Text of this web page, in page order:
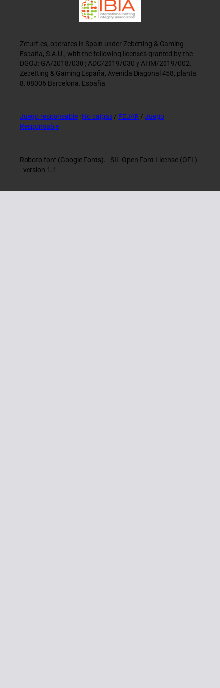
Zeturf.es, operates in Spain under Zebetting & Gaming
España, S.A.U., with the following licenses granted by the
DGOJ: GA/2018/030 ; ADC/2019/030 y AHM/2019/002.
Zebetting & Gaming España, Avenida Diagonal 458, planta
8, 08006 Barcelona. España
Juego responsable : No caigas / FEJAR / Juego
Responsable
Roboto font (Google Fonts). - SIL Open Font License (OFL)
- version 1.1